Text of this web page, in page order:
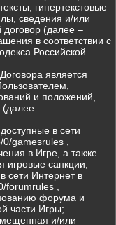
гипертекстовые
сведения и/или
(далее –
в соответствии с
Российской
является
и положений,
–
в сети
gamesrules ,
в Игре, а также
игровые санкции;
сети Интернет в
,
форума и
части Игры;
и/или